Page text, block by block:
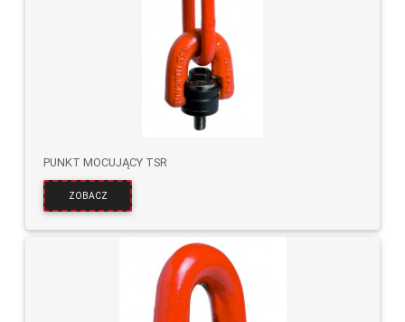
PUNKT MOCUJĄCY TSR
ZOBACZ